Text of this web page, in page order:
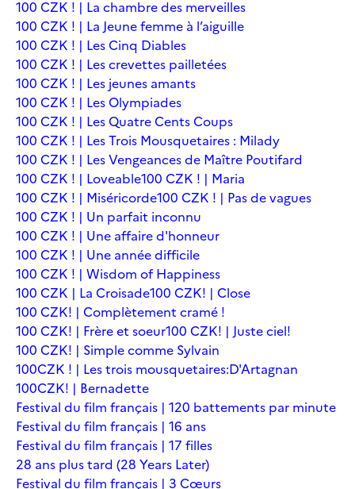
100 CZK ! | La chambre des merveilles
100 CZK ! | La Jeune femme à l’aiguille
100 CZK ! | Les Cinq Diables
100 CZK ! | Les crevettes pailletées
100 CZK ! | Les jeunes amants
100 CZK ! | Les Olympiades
100 CZK ! | Les Quatre Cents Coups
100 CZK ! | Les Trois Mousquetaires : Milady
100 CZK ! | Les Vengeances de Maître Poutifard
100 CZK ! | Loveable100 CZK ! | Maria
100 CZK ! | Miséricorde100 CZK ! | Pas de vagues
100 CZK ! | Un parfait inconnu
100 CZK ! | Une affaire d'honneur
100 CZK ! | Une année difficile
100 CZK ! | Wisdom of Happiness
100 CZK | La Croisade100 CZK! | Close
100 CZK! | Complètement cramé !
100 CZK! | Frère et soeur100 CZK! | Juste ciel!
100 CZK! | Simple comme Sylvain
100CZK ! | Les trois mousquetaires:D'Artagnan
100CZK! | Bernadette
Festival du film français | 120 battements par minute
Festival du film français | 16 ans
Festival du film français | 17 filles
28 ans plus tard (28 Years Later)
Festival du film français | 3 Cœurs